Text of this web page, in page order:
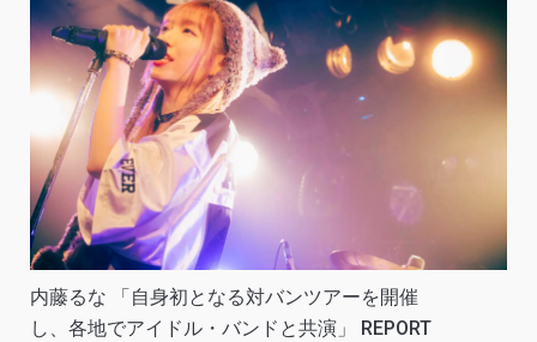
内藤るな 「自身初となる対バンツアーを開催
し、各地でアイドル・バンドと共演」 REPORT